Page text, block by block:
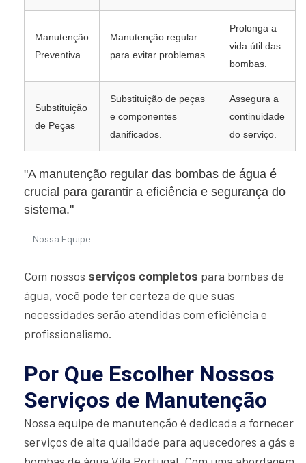
Manutenção
Preventiva
Manutenção regular
para evitar problemas.
Prolonga a
vida útil das
bombas.
Substituição
de Peças
Substituição de peças
e componentes
danificados.
Assegura a
continuidade
do serviço.
"A manutenção regular das bombas de água é
crucial para garantir a eficiência e segurança do
sistema."
Nossa Equipe
Com nossos serviços completos para bombas de
água, você pode ter certeza de que suas
necessidades serão atendidas com eficiência e
profissionalismo.
Por Que Escolher Nossos
Serviços de Manutenção
Nossa equipe de manutenção é dedicada a fornecer
serviços de alta qualidade para aquecedores a gás e